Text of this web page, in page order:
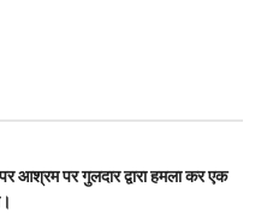
आश्रम पर गुलदार द्वारा हमला कर एक